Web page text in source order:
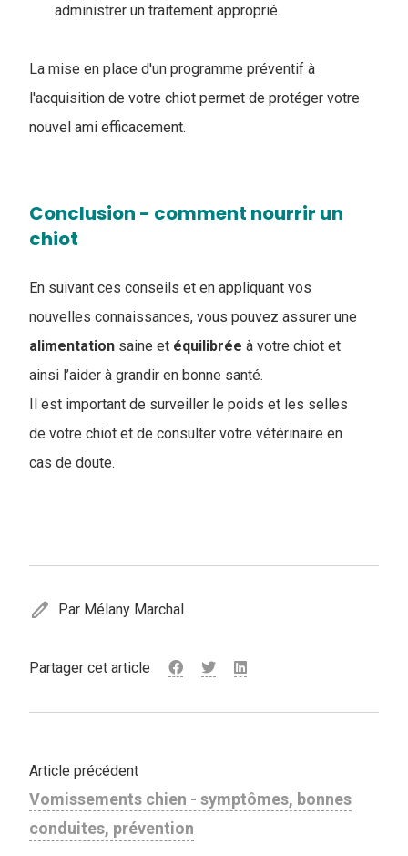
administrer un traitement approprié.
La mise en place d'un programme préventif à
l'acquisition de votre chiot permet de protéger votre
nouvel ami efficacement.
Conclusion - comment nourrir un
chiot
En suivant ces conseils et en appliquant vos
nouvelles connaissances, vous pouvez assurer une
alimentation saine et équilibrée à votre chiot et
ainsi l’aider à grandir en bonne santé.
Il est important de surveiller le poids et les selles
de votre chiot et de consulter votre vétérinaire en
cas de doute.
edit Par Mélany Marchal
Partager cet article
Article précédent
Vomissements chien - symptômes, bonnes
conduites, prévention